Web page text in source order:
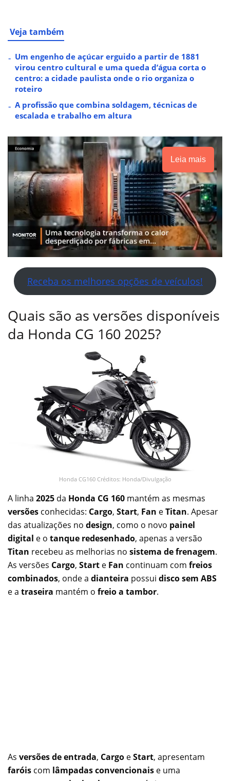
Veja também
Um engenho de açúcar erguido a partir de 1881
virou centro cultural e uma queda d’água corta o
centro: a cidade paulista onde o rio organiza o
roteiro
A profissão que combina soldagem, técnicas de
escalada e trabalho em altura
Leia mais
Receba os melhores opções de veículos!
Quais são as versões disponíveis
da Honda CG 160 2025?
Honda CG160 Créditos: Honda/Divulgação
A linha 2025 da Honda CG 160 mantém as mesmas
versões conhecidas: Cargo, Start, Fan eTitan. Apesar
das atualizações no design, como o novo painel
digital e o tanque redesenhado, apenas a versão
Titan recebeu as melhorias no sistema de frenagem.
As versões Cargo, Start e Fan continuam com freios
combinados, onde a dianteira possui disco sem ABS
e a traseira mantém o freio a tambor.
As versões de entrada, Cargo eStart, apresentam
faróis com lâmpadas convencionais e uma